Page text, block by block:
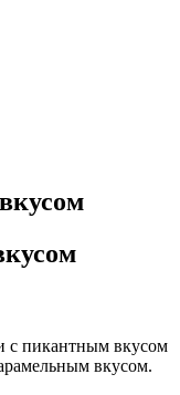
с пикантным вкусом
вкусом.